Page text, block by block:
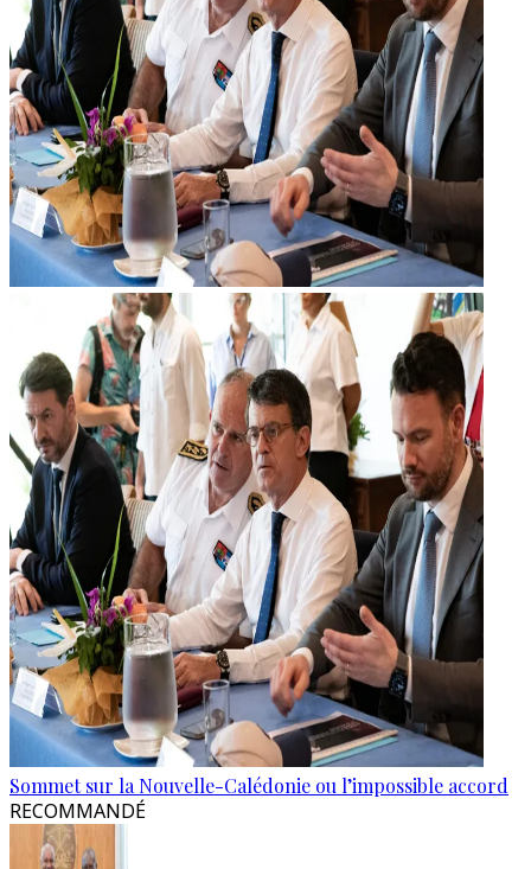
Sommet sur la Nouvelle-Calédonie ou l’impossible accord
RECOMMANDÉ